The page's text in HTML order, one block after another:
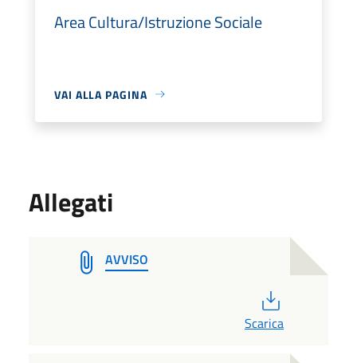
Area Cultura/Istruzione Sociale
VAI ALLA PAGINA
Allegati
AVVISO
Scarica